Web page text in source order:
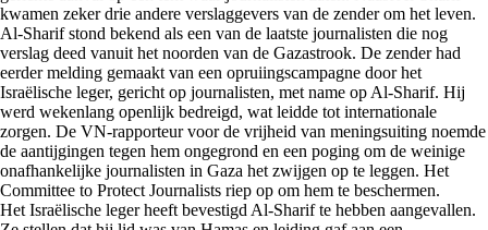
kwamen zeker drie andere verslaggevers van de zender om het leven.
Al-Sharif stond bekend als een van de laatste journalisten die nog
verslag deed vanuit het noorden van de Gazastrook. De zender had
eerder melding gemaakt van een opruiingscampagne door het
Israëlische leger, gericht op journalisten, met name op Al-Sharif. Hij
werd wekenlang openlijk bedreigd, wat leidde tot internationale
zorgen. De VN-rapporteur voor de vrijheid van meningsuiting noemde
de aantijgingen tegen hem ongegrond en een poging om de weinige
onafhankelijke journalisten in Gaza het zwijgen op te leggen. Het
Committee to Protect Journalists riep op om hem te beschermen.
Het Israëlische leger heeft bevestigd Al-Sharif te hebben aangevallen.